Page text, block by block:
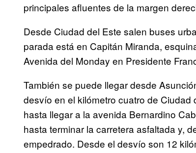
principales afluentes de la margen
Desde Ciudad del Este salen buses
parada está en Capitán Miranda,
Avenida del Monday en Presidente
También se puede llegar desde
desvío en el kilómetro cuatro de
hasta llegar a la avenida Bernardino
hasta terminar la carretera asfaltada y,
empedrado. Desde el desvío son 12